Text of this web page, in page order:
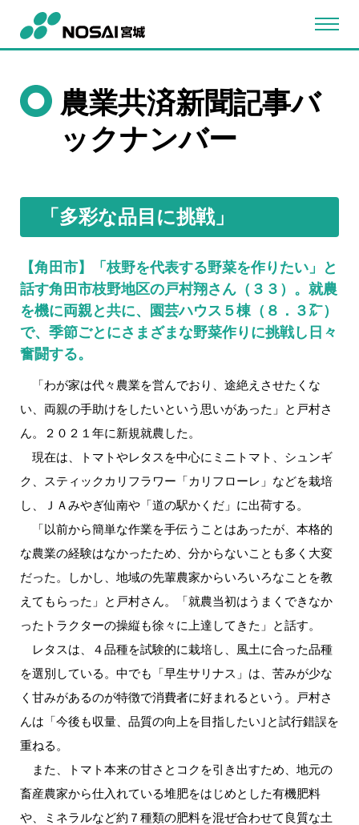
農業共済新聞記事バ
ックナンバー
「多彩な品目に挑戦」
【角田市】「枝野を代表する野菜を作りたい」と
話す角田市枝野地区の戸村翔さん（３３）。就農
を機に両親と共に、園芸ハウス５棟（８．３㌃）
で、季節ごとにさまざまな野菜作りに挑戦し日々
奮闘する。
「わが家は代々農業を営んでおり、途絶えさせたくな
い、両親の手助けをしたいという思いがあった」と戸村さ
ん。２０２１年に新規就農した。
現在は、トマトやレタスを中心にミニトマト、シュンギ
ク、スティックカリフラワー「カリフローレ」などを栽培
し、ＪＡみやぎ仙南や「道の駅かくだ」に出荷する。
「以前から簡単な作業を手伝うことはあったが、本格的
な農業の経験はなかったため、分からないことも多く大変
だった。しかし、地域の先輩農家からいろいろなことを教
えてもらった」と戸村さん。「就農当初はうまくできなか
ったトラクターの操縦も徐々に上達してきた」と話す。
レタスは、４品種を試験的に栽培し、風土に合った品種
を選別している。中でも「早生サリナス」は、苦みが少な
く甘みがあるのが特徴で消費者に好まれるという。戸村さ
んは「今後も収量、品質の向上を目指したい｣と試行錯誤を
重ねる。
また、トマト本来の甘さとコクを引き出すため、地元の
畜産農家から仕入れている堆肥をはじめとした有機肥料
や、ミネラルなど約７種類の肥料を混ぜ合わせて良質な土